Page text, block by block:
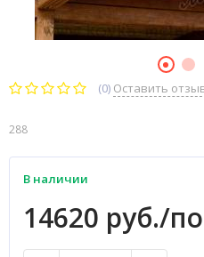
(0) Оставить
288
В наличии
14620 руб./